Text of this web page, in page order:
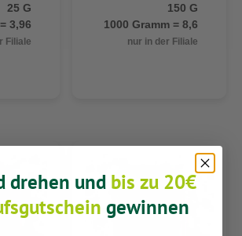
25 G
3,96
Filiale
150 G
1000 Gramm = 8,6
nur in der Filiale
drehen und bis zu 20€
gewinnen